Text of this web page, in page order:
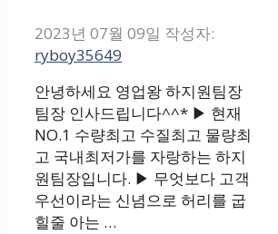
2023년 07월 09일 작성자:
ryboy35649
안녕하세요 영업왕 하지원팀장
팀장 인사드립니다^^* ▶ 현재
NO.1 수량최고 수질최고 물량최
고 국내최저가를 자랑하는 하지
원팀장입니다. ▶ 무엇보다 고객
우선이라는 신념으로 허리를 굽
힐줄 아는 …